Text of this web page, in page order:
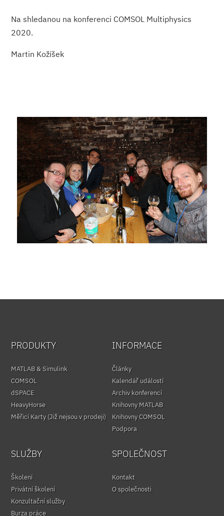
Na shledanou na konferenci COMSOL Multiphysics
2020.
Martin Kožíšek
PRODUKTY
MATLAB & Simulink
COMSOL
dSPACE
HeavyHorse
Měřicí Karty (Již nejsou v prodeji)
INFORMACE
Články
Kalendář událostí
Archiv konferencí
Knihovny MATLAB
Knihovny COMSOL
Podpora
SLUŽBY
Školení
Privátní školení
Konzultační služby
Burza práce
SPOLEČNOST
Kontakt
O společnosti